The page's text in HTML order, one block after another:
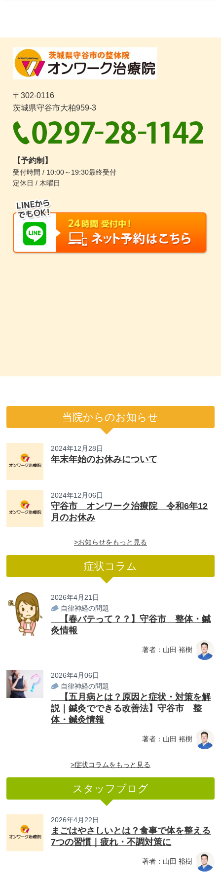
〒302-0116
茨城県守谷市大柏959-3
【予約制】
受付時間 / 10:00～19:30最終受付
定休日 / 木曜日
当院からのお知らせ
2024年12月28日
年末年始のお休みについて
2024年12月06日
守谷市 オンワーク治療院 令和6年12
月のお休み
>お知らせをもっと見る
症状コラム
2026年4月21日
自律神経の問題
【春バテって？？】守谷市 整体・鍼
灸情報
著者：山田 裕樹
2026年4月06日
自律神経の問題
【五月病とは？原因と症状・対策を解
説｜鍼灸でできる改善法】守谷市 整
体・鍼灸情報
著者：山田 裕樹
>症状コラムをもっと見る
スタッフブログ
2026年4月22日
まごはやさしいとは？食事で体を整える
7つの習慣｜疲れ・不調対策に
著者：山田 裕樹